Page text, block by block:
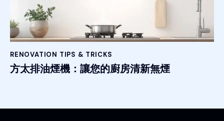
RENOVATION TIPS & TRICKS
方太排油煙機：讓您的廚房清新無煙